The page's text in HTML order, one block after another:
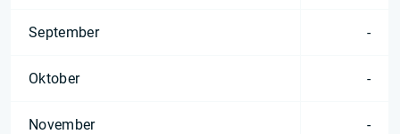
September -
Oktober -
November -